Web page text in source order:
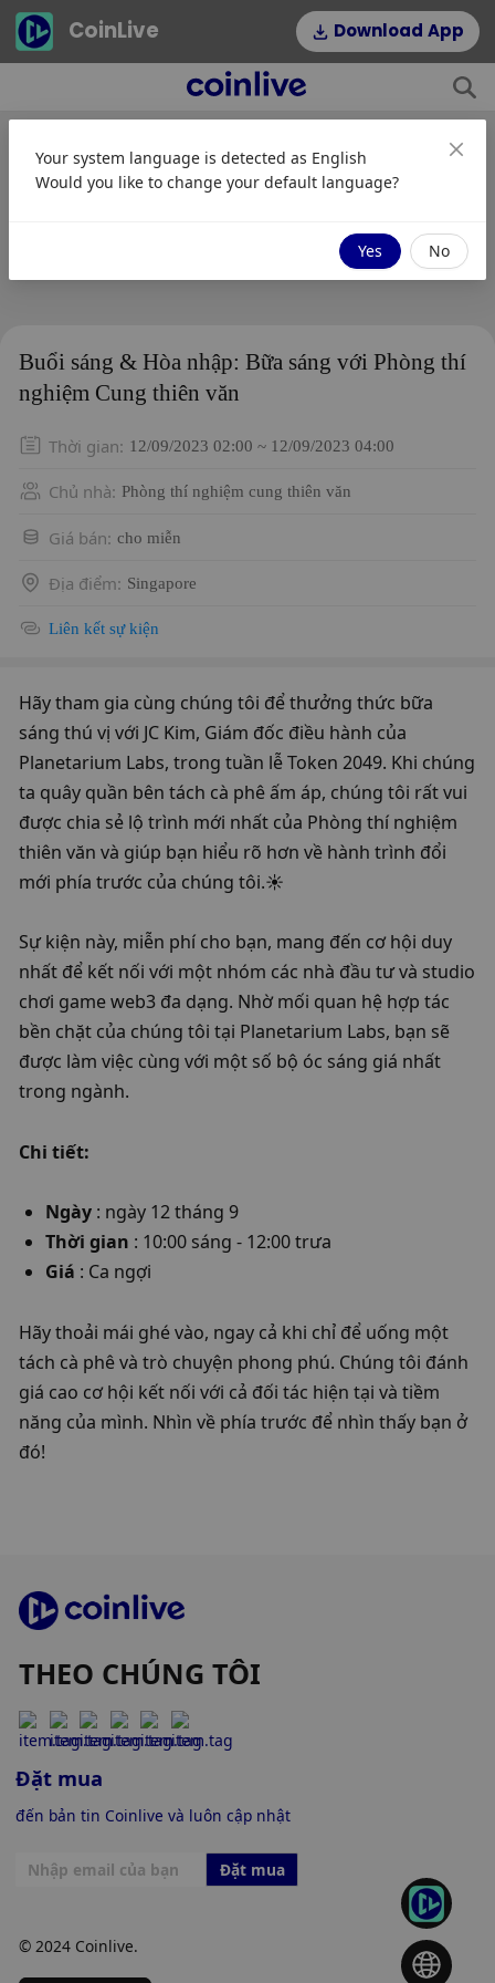
CoinLive Download App
Buổi sáng & Hòa nhập: Bữa sáng với Phòng thí
nghiệm Cung thiên văn
Thời gian: 12/09/2023 02:00 ~ 12/09/2023 04:00
Chủ nhà: Phòng thí nghiệm cung thiên văn
Giá bán: cho miễn
Địa điểm: Singapore
Liên kết sự kiện
​Hãy tham gia cùng chúng tôi để thưởng thức bữa
sáng thú vị với JC Kim, Giám đốc điều hành của
Planetarium Labs, trong tuần lễ Token 2049. Khi chúng
ta quây quần bên tách cà phê ấm áp, chúng tôi rất vui
được chia sẻ lộ trình mới nhất của Phòng thí nghiệm
thiên văn và giúp bạn hiểu rõ hơn về hành trình đổi
mới phía trước của chúng tôi.☀️
​Sự kiện này, miễn phí cho bạn, mang đến cơ hội duy
nhất để kết nối với một nhóm các nhà đầu tư và studio
chơi game web3 đa dạng. Nhờ mối quan hệ hợp tác
bền chặt của chúng tôi tại Planetarium Labs, bạn sẽ
được làm việc cùng với một số bộ óc sáng giá nhất
trong ngành.
Chi tiết:
​Ngày : ngày 12 tháng 9
Thời gian : 10:00 sáng - 12:00 trưa
Giá : Ca ngợi
​Hãy thoải mái ghé vào, ngay cả khi chỉ để uống một
tách cà phê và trò chuyện phong phú. Chúng tôi đánh
giá cao cơ hội kết nối với cả đối tác hiện tại và tiềm
năng của mình. Nhìn về phía trước để nhìn thấy bạn ở
đó!
THEO CHÚNG TÔI
Đặt mua
đến bản tin Coinlive và luôn cập nhật
Đặt mua
© 2024 Coinlive.
Your system language is detected as English
Would you like to change your default language?
Yes No